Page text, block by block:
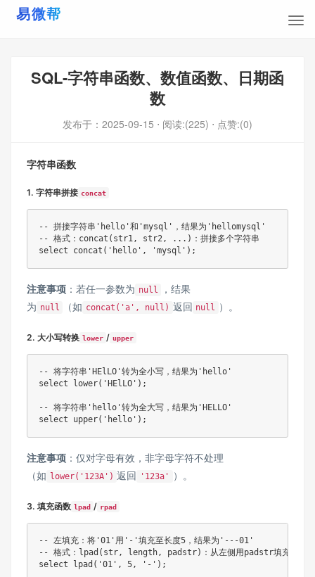
SQL-字符串函数、数值函数、日期函
数
发布于： 2025-09-15 ⋅ 阅读:(225) ⋅ 点赞:(0)
字符串函数
1. 字符串拼接 concat
-- 拼接字符串'hello'和'mysql'，结果为'hellomysql'
-- 格式：concat(str1, str2, ...)：拼接多个字符串
注意事项 ：若任一参数为 null
，结果
为 null （如 concat('a', null) 返回 null ）。
2. 大小写转换 lower / upper
-- 将字符串'HElLO'转为全小写，结果为'hello'
select lower('HElLO');
-- 将字符串'hello'转为全大写，结果为'HELLO'
注意事项 ：仅对字母有效，非字母字符不处理
（如 lower('123A') 返回 '123a' ）。
3. 填充函数 lpad / rpad
-- 左填充：将'01'用'-'填充至长度5，结果为'---01'
-- 格式：lpad(str, length, padstr)：从左侧用padstr填充str至
select lpad('01', 5, '-');